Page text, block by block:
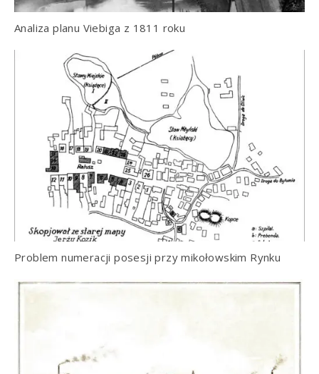
Analiza planu Viebiga z 1811 roku
Problem numeracji posesji przy mikołowskim Rynku